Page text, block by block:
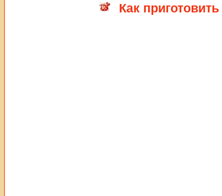
Как приготовить